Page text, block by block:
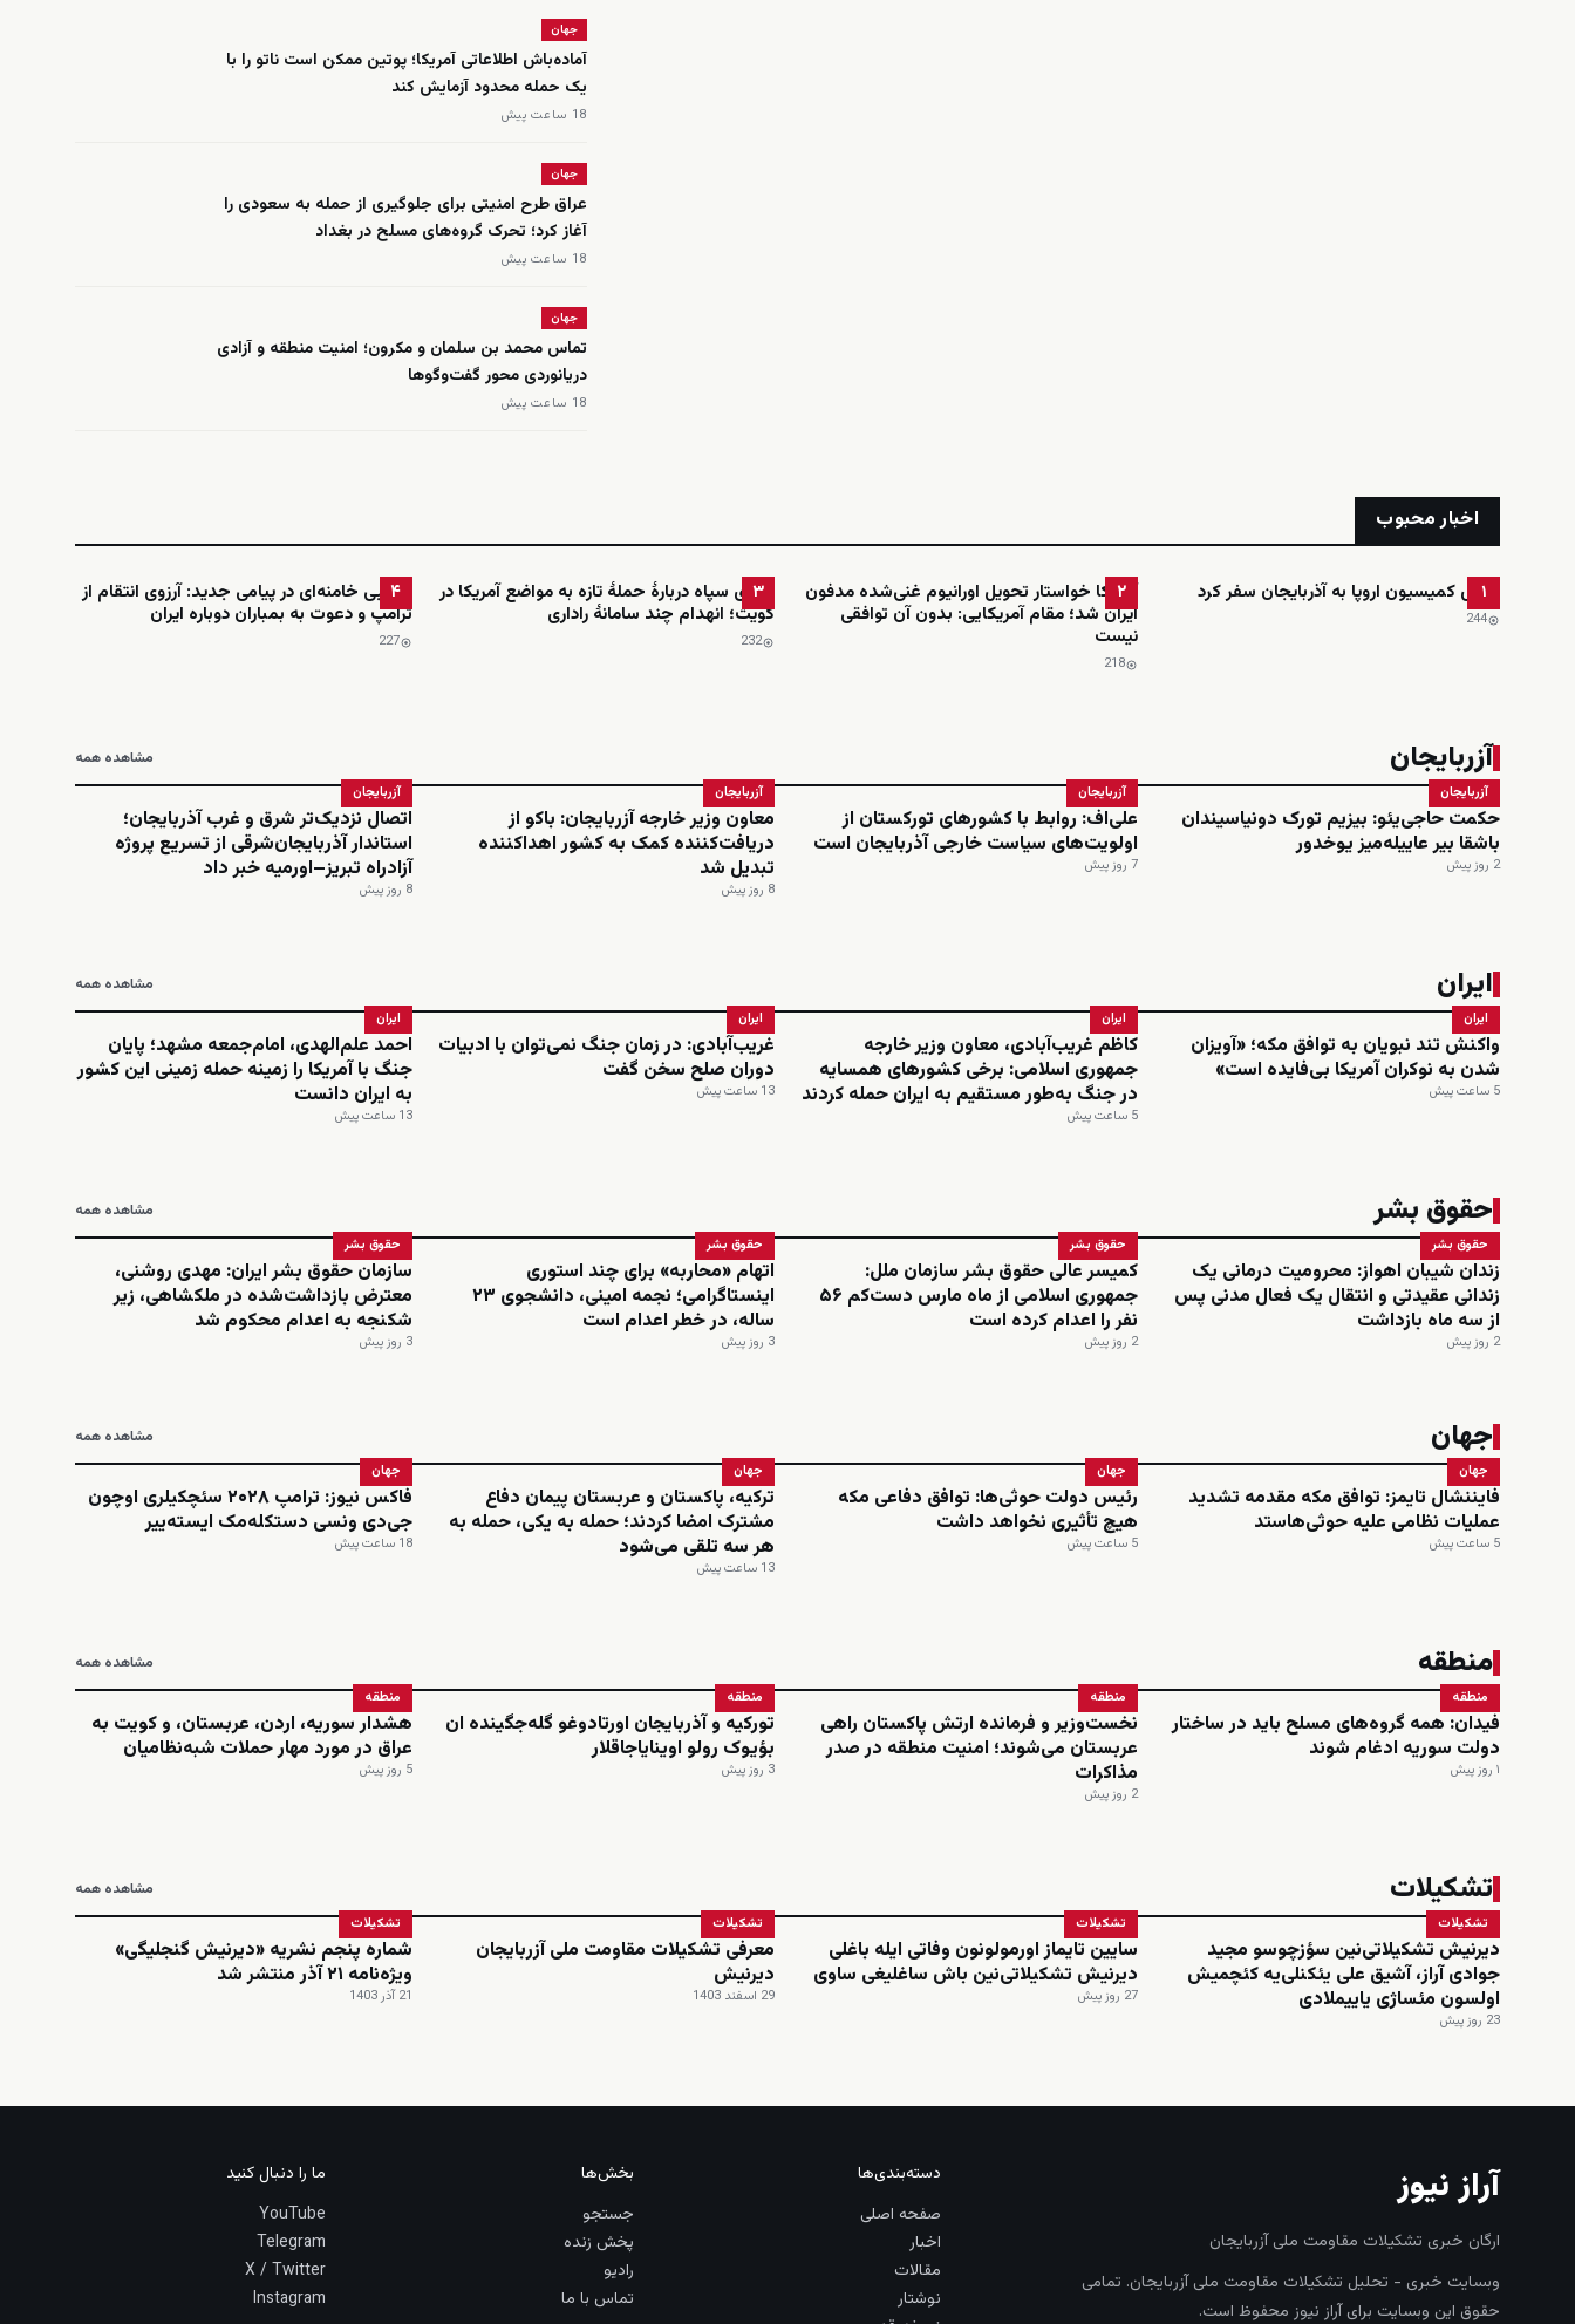
جهان
آماده‌باش اطلاعاتی آمریکا؛ پوتین ممکن است ناتو را با
یک حمله محدود آزمایش کند
18 ساعت پیش
جهان
عراق طرح امنیتی برای جلوگیری از حمله به سعودی را
آغاز کرد؛ تحرک گروه‌های مسلح در بغداد
18 ساعت پیش
جهان
تماس محمد بن سلمان و مکرون؛ امنیت منطقه و آزادی
دریانوردی محور گفت‌وگوها
18 ساعت پیش
اخبار محبوب
۱
رئیس کمیسیون اروپا به آذربایجان سفر کرد
244
۲
آمریکا خواستار تحویل اورانیوم غنی‌شده مدفون
ایران شد؛ مقام آمریکایی: بدون آن توافقی
نیست
218
۳
ادعای سپاه دربارهٔ حملهٔ تازه به مواضع آمریکا در
کویت؛ انهدام چند سامانهٔ راداری
232
۴
مجتبی خامنه‌ای در پیامی جدید: آرزوی انتقام از
ترامپ و دعوت به بمباران دوباره ایران
227
آزربایجان مشاهده همه
آزربایجان
حکمت حاجی‌یئو: بیزیم تورک دونیاسیندان
باشقا بیر عاییله‌میز یوخدور
2 روز پیش
آزربایجان
علی‌اف: روابط با کشورهای تورکستان از
اولویت‌های سیاست خارجی آذربایجان است
7 روز پیش
آزربایجان
معاون وزیر خارجه آزربایجان: باکو از
دریافت‌کننده کمک به کشور اهداکننده
تبدیل شد
8 روز پیش
آزربایجان
اتصال نزدیک‌تر شرق و غرب آذربایجان؛
استاندار آذربایجان‌شرقی از تسریع پروژه
آزادراه تبریز–اورمیه خبر داد
8 روز پیش
ایران مشاهده همه
ایران
واکنش تند نبویان به توافق مکه؛ «آویزان
شدن به نوکران آمریکا بی‌فایده است»
5 ساعت پیش
ایران
کاظم غریب‌آبادی، معاون وزیر خارجه
جمهوری اسلامی: برخی کشورهای همسایه
در جنگ به‌طور مستقیم به ایران حمله کردند
5 ساعت پیش
ایران
غریب‌آبادی: در زمان جنگ نمی‌توان با ادبیات
دوران صلح سخن گفت
13 ساعت پیش
ایران
احمد علم‌الهدی، امام‌جمعه مشهد؛ پایان
جنگ با آمریکا را زمینه حمله زمینی این کشور
به ایران دانست
13 ساعت پیش
حقوق بشر مشاهده همه
حقوق بشر
زندان شیبان اهواز: محرومیت درمانی یک
زندانی عقیدتی و انتقال یک فعال مدنی پس
از سه ماه بازداشت
2 روز پیش
حقوق بشر
کمیسر عالی حقوق بشر سازمان ملل:
جمهوری اسلامی از ماه مارس دست‌کم ۵۶
نفر را اعدام کرده است
2 روز پیش
حقوق بشر
اتهام «محاربه» برای چند استوری
اینستاگرامی؛ نجمه امینی، دانشجوی ۲۳
ساله، در خطر اعدام است
3 روز پیش
حقوق بشر
سازمان حقوق بشر ایران: مهدی روشنی،
معترض بازداشت‌شده در ملکشاهی، زیر
شکنجه به اعدام محکوم شد
3 روز پیش
جهان مشاهده همه
جهان
فایننشال تایمز: توافق مکه مقدمه تشدید
عملیات نظامی علیه حوثی‌هاستد
5 ساعت پیش
جهان
رئیس دولت حوثی‌ها: توافق دفاعی مکه
هیچ تأثیری نخواهد داشت
5 ساعت پیش
جهان
ترکیه، پاکستان و عربستان پیمان دفاع
مشترک امضا کردند؛ حمله به یکی، حمله به
هر سه تلقی می‌شود
13 ساعت پیش
جهان
فاکس نیوز: ترامپ ۲۰۲۸ سئچکیلری اوچون
جی‌دی ونسی دستکله‌مک ایسته‌ییر
18 ساعت پیش
منطقه مشاهده همه
منطقه
فیدان: همه گروه‌های مسلح باید در ساختار
دولت سوریه ادغام شوند
۱ روز پیش
منطقه
نخست‌وزیر و فرمانده ارتش پاکستان راهی
عربستان می‌شوند؛ امنیت منطقه در صدر
مذاکرات
2 روز پیش
منطقه
تورکیه و آذربایجان اورتادوغو گله‌جگینده ان
بؤیوک رولو اوینایاجاقلار
3 روز پیش
منطقه
هشدار سوریه، اردن، عربستان، و کویت به
عراق در مورد مهار حملات شبه‌نظامیان
5 روز پیش
تشکیلات مشاهده همه
تشکیلات
دیرنیش تشکیلاتی‌نین سؤزچوسو مجید
جوادی آراز، آشیق علی یئکنلی‌یه کئچمیش
اولسون مئساژی یاییملادی
23 روز پیش
تشکیلات
سایین تایماز اورمولونون وفاتی ایله باغلی
دیرنیش تشکیلاتی‌نین باش ساغلیغی ساوی
27 روز پیش
تشکیلات
معرفی تشکیلات مقاومت ملی آزربایجان
دیرنیش
29 اسفند 1403
تشکیلات
شماره پنجم نشریه «دیرنیش گنجلیگی»
ویژه‌نامه ۲۱ آذر منتشر شد
21 آذر 1403
آراز نیوز
ارگان خبری تشکیلات مقاومت ملی آزربایجان
وبسایت خبری - تحلیل تشکیلات مقاومت ملی آزربایجان. تمامی
حقوق این وبسایت برای آراز نیوز محفوظ است.
دسته‌بندی‌ها
صفحه اصلی
اخبار
مقالات
نوشتار
بخش‌ها
جستجو
پخش زنده
رادیو
تماس با ما
ما را دنبال کنید
YouTube
Telegram
X / Twitter
Instagram